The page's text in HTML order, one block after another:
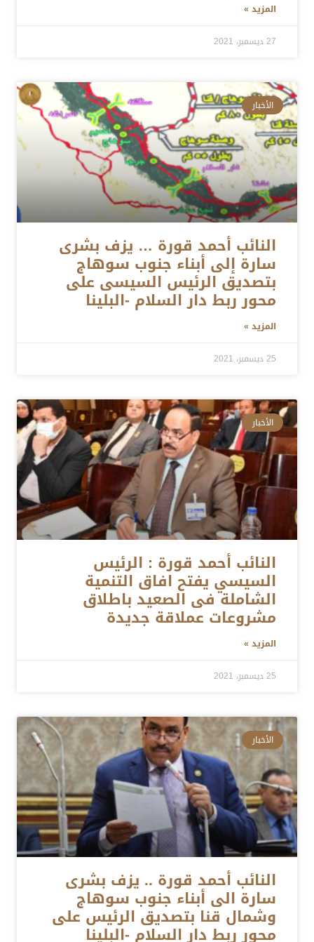
المزيد »
27 ديسمبر، 2021
الأخبار
النائب أحمد قورة … يزف بشرى
سارة إلى أبناء جنوب سوهاج
بتصديق الرئيس السيسى على
محور ربط دار السلام -البلينا
المزيد »
25 ديسمبر، 2021
الأخبار
النائب أحمد قورة : الرئيس
السيسي يفتح افاق التنمية
الشاملة فى الصعيد باطلاق
مشروعات عملاقة جديدة
المزيد »
25 ديسمبر، 2021
الأخبار
النائب أحمد قورة .. يزف بشرى
سارة الى أبناء جنوب سوهاج
وشمال قنا بتصديق الرئيس على
محور ربط دار السلام -البلينا